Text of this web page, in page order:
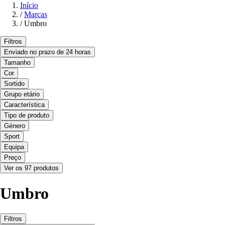
Início
/ Marcas
/ Umbro
Filtros
Enviado no prazo de 24 horas
Tamanho
Cor
Sortido
Grupo etário
Característica
Tipo de produto
Género
Sport
Equipa
Preço
Ver os 97 produtos
Umbro
Filtros